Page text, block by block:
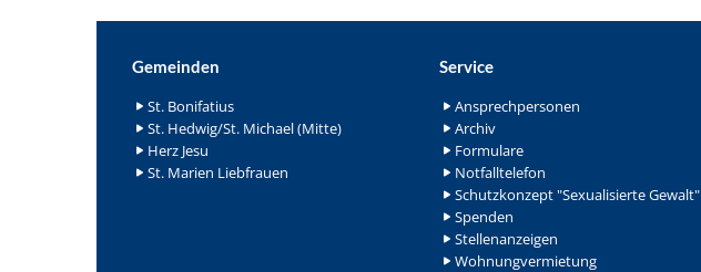
Gemeinden
St. Bonifatius
St. Hedwig/St. Michael (Mitte)
Herz Jesu
St. Marien Liebfrauen
Service
Ansprechpersonen
Archiv
Formulare
Notfalltelefon
Schutzkonzept "Sexualisierte Gewalt"
Spenden
Stellenanzeigen
Wohnungvermietung